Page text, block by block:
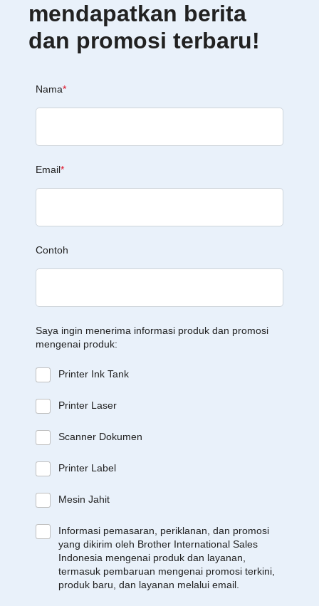
mendapatkan berita
dan promosi terbaru!
Nama*
Email*
Contoh
Saya ingin menerima informasi produk dan promosi
mengenai produk:
Printer Ink Tank
Printer Laser
Scanner Dokumen
Printer Label
Mesin Jahit
Informasi pemasaran, periklanan, dan promosi
yang dikirim oleh Brother International Sales
Indonesia mengenai produk dan layanan,
termasuk pembaruan mengenai promosi terkini,
produk baru, dan layanan melalui email.